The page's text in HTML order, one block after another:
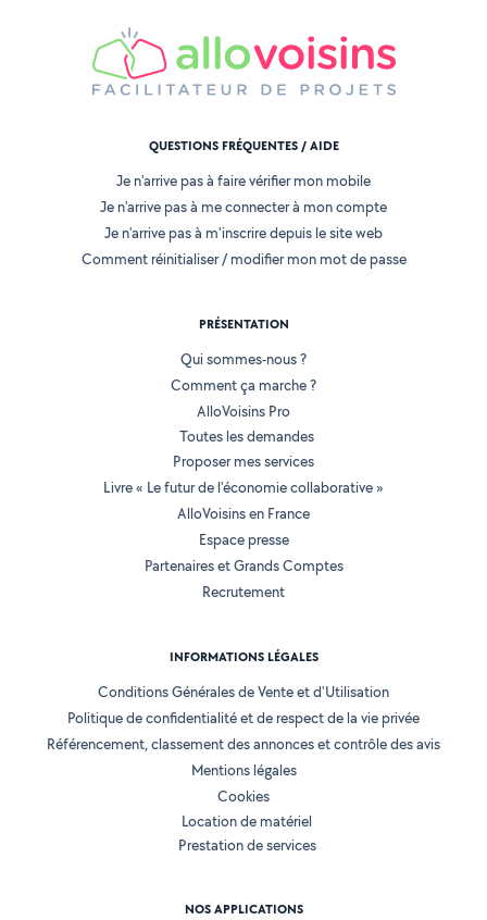
QUESTIONS FRÉQUENTES / AIDE
Je n'arrive pas à faire vérifier mon mobile
Je n'arrive pas à me connecter à mon compte
Je n'arrive pas à m'inscrire depuis le site web
Comment réinitialiser / modifier mon mot de passe
PRÉSENTATION
Qui sommes-nous ?
Comment ça marche ?
AlloVoisins Pro
Toutes les demandes
Proposer mes services
Livre « Le futur de l'économie collaborative »
AlloVoisins en France
Espace presse
Partenaires et Grands Comptes
Recrutement
INFORMATIONS LÉGALES
Conditions Générales de Vente et d'Utilisation
Politique de confidentialité et de respect de la vie privée
Référencement, classement des annonces et contrôle des avis
Mentions légales
Cookies
Location de matériel
Prestation de services
NOS APPLICATIONS